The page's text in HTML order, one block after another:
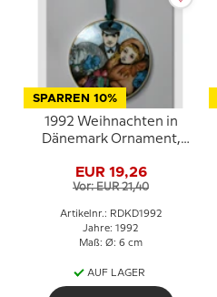
SPARREN 10%
1992 Weihnachten in
Dänemark Ornament,
EUR 19,26
Vor: EUR 21,40
Artikelnr.: RDKD1992
Jahre: 1992
Maß: Ø: 6 cm
AUF LAGER